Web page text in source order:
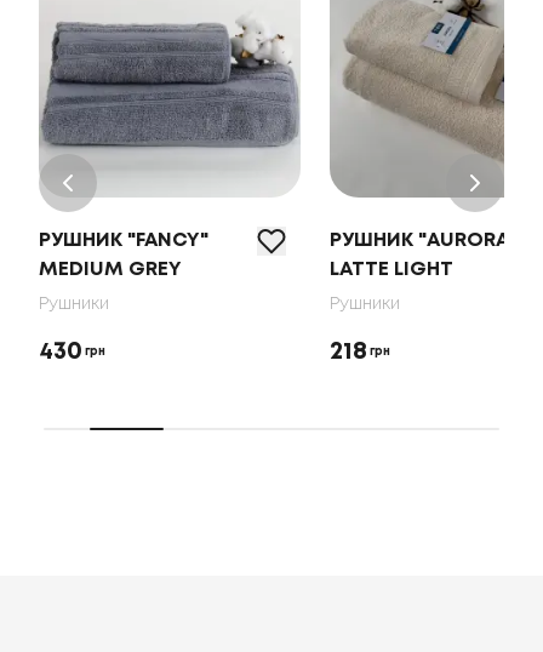
РУШНИК "FANCY"
MEDIUM GREY
Рушники
430 грн
РУШНИК "AURORA"
LATTE LIGHT
Рушники
218 грн